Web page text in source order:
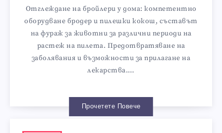
Отглеждане на бройлери у дома: компетентно
оборудване бродер и пилешки кокош, съставът
на фураж за животни за различни периоди на
растеж на пилета. Предотвратяване на
заболявания и възможности за прилагане на
лекарства.…
Прочетете Повече